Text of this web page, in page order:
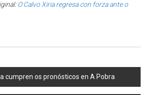
O Calvo Xiria regresa con forza ante o
cumpren os pronósticos en A Pobra